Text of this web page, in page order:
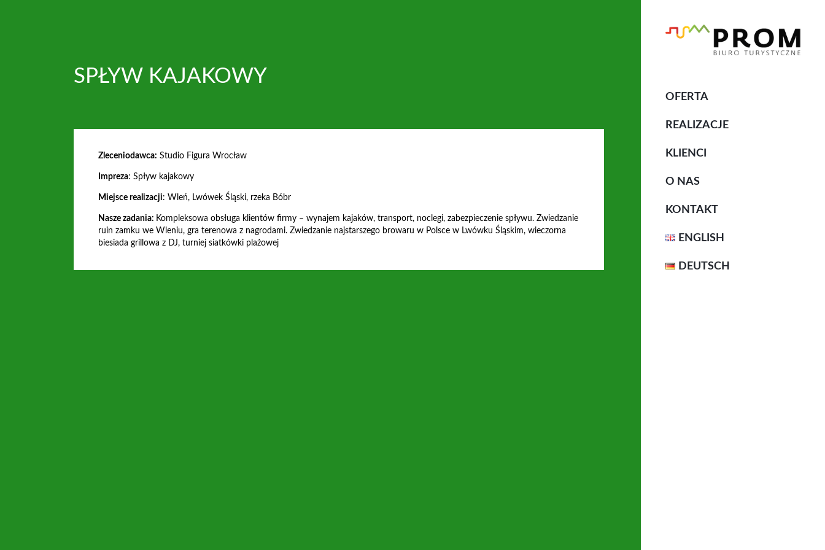
OFERTA
REALIZACJE
KLIENCI
O NAS
KONTAKT
ENGLISH
DEUTSCH
SPŁYW KAJAKOWY
Zleceniodawca: Studio Figura Wrocław
Impreza: Spływ kajakowy
Miejsce realizacji: Wleń, Lwówek Śląski, rzeka Bóbr
Nasze zadania: Kompleksowa obsługa klientów firmy – wynajem kajaków, transport, noclegi, zabezpieczenie spływu. Zwiedzanie
ruin zamku we Wleniu, gra terenowa z nagrodami. Zwiedzanie najstarszego browaru w Polsce w Lwówku Śląskim, wieczorna
biesiada grillowa z DJ, turniej siatkówki plażowej